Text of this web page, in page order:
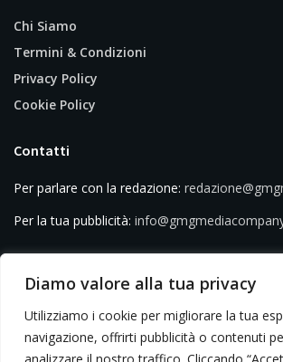
Diamo valore alla tua privacy
Utilizziamo i cookie per migliorare la tua
navigazione, offrirti pubblicità o contenuti
Chi Siamo
Termini & Condizioni
Privacy Policy
Cookie Policy
Contatti
Per parlare con la redazione:
Per la tua pubblicità: